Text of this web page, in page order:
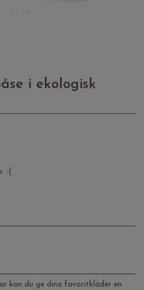
i ekologisk
:(
kan du ge dina favoritkläder en